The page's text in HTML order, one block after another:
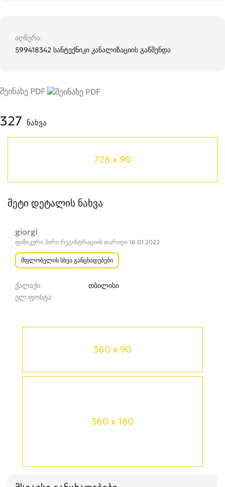
360 x 90
360 x 180
აღწერა
599418342 სანტექნიკი კანალიზაციის გაწმენდა
შეინახე PDF
327 ნახვა
728 x 90
მეტი დეტალის ნახვა
giorgi
ფიზიკური პირი რეგისტრაციის თარიღი 16.01.2022
მფლობელის სხვა განცხადებები
ქალაქი
თბილისი
ელ.ფოსტა